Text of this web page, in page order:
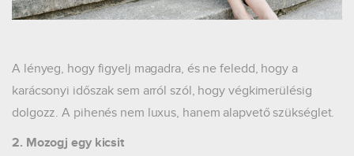
A lényeg, hogy figyelj magadra, és ne feledd, hogy a
karácsonyi időszak sem arról szól, hogy végkimerülésig
dolgozz. A pihenés nem luxus, hanem alapvető szükséglet.
2. Mozogj egy kicsit